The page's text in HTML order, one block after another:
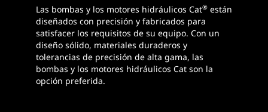
Las bombas y los motores hidráulicos Cat® están
diseñados con precisión y fabricados para
satisfacer los requisitos de su equipo. Con un
diseño sólido, materiales duraderos y
tolerancias de precisión de alta gama, las
bombas y los motores hidráulicos Cat son la
opción preferida.